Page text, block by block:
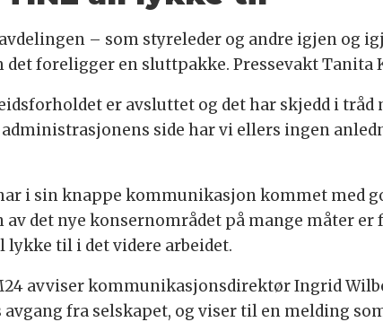
– som styreleder og andre igjen og
det foreligger en sluttpakke. Pressevakt Tanita
er avsluttet og det har skjedd i
side har vi ellers ingen
i sin knappe kommunikasjon kommet med
av det nye konsernområdet på mange måter
lykke til i det videre arbeidet.
avviser kommunikasjonsdirektør Ingrid
avgang fra selskapet, og viser til en melding